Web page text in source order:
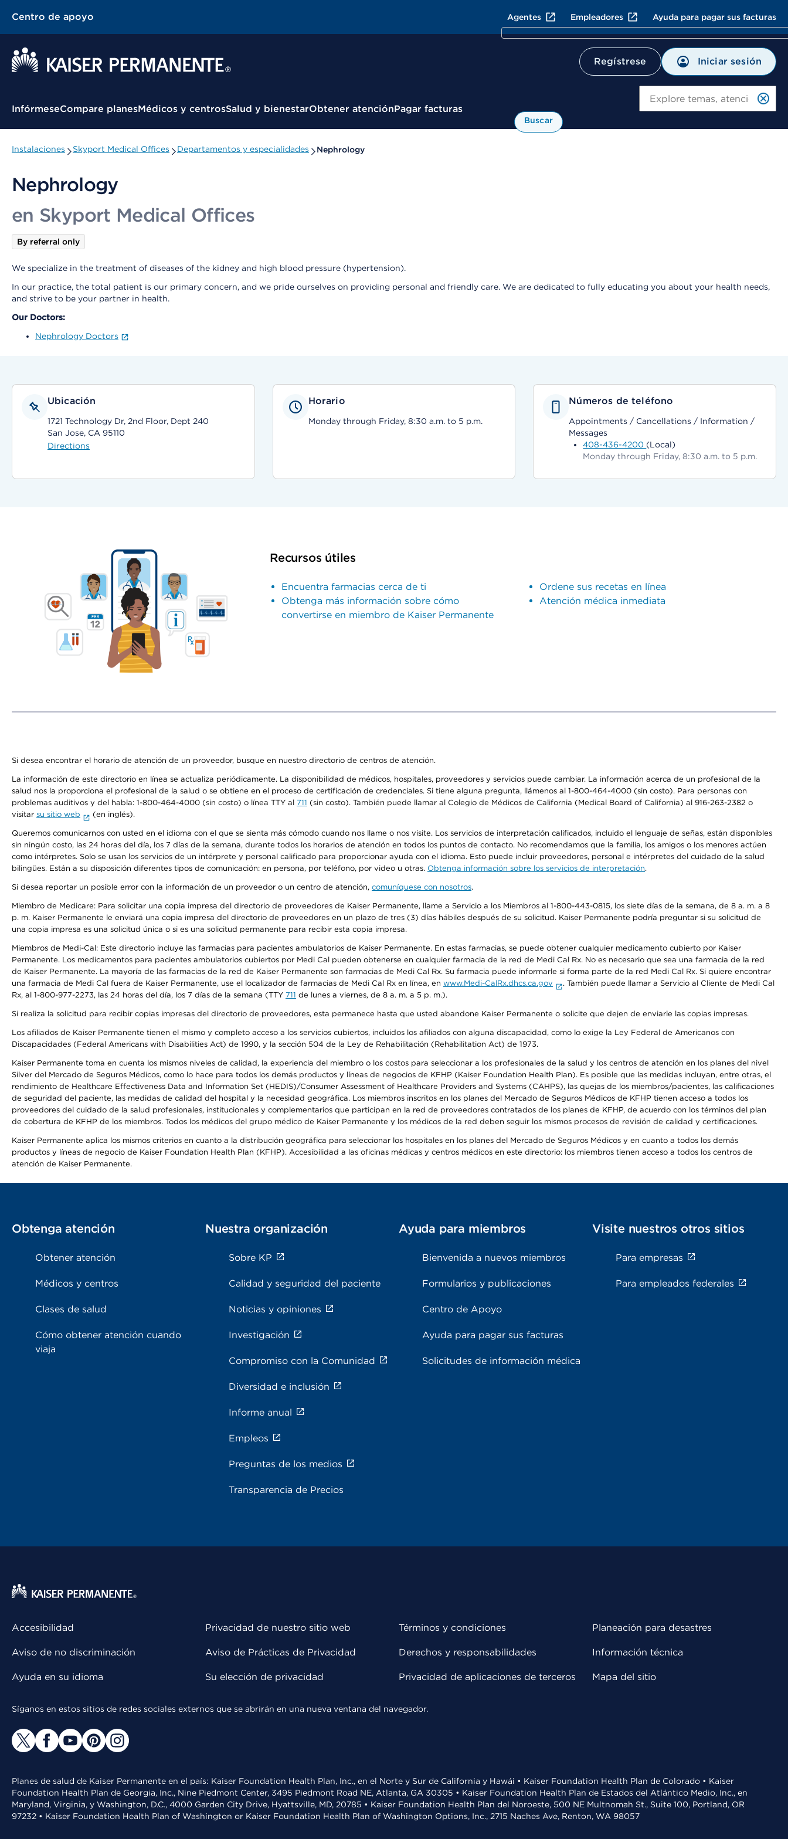
Centro de apoyo Agentes Empleadores Ayuda para pagar sus facturas
Regístrese Iniciar sesión
Menú contextual
InfórmeseCompare planesMédicos y centrosSalud y bienestarObtener atenciónPagar facturas
Buscar
Instalaciones Skyport Medical Offices Departamentos y especialidades Nephrology
Nephrology
en Skyport Medical Offices
By referral only
We specialize in the treatment of diseases of the kidney and high blood pressure (hypertension).
In our practice, the total patient is our primary concern, and we pride ourselves on providing personal and friendly care. We are dedicated to fully educating you about your health needs,
and strive to be your partner in health.
Our Doctors:
Nephrology Doctors
Ubicación
1721 Technology Dr, 2nd Floor, Dept 240
San Jose, CA 95110
Directions
Horario
Monday through Friday, 8:30 a.m. to 5 p.m.
Números de teléfono
Appointments / Cancellations / Information /
Messages
408-436-4200 (Local)
Monday through Friday, 8:30 a.m. to 5 p.m.
Recursos útiles
Encuentra farmacias cerca de ti
Obtenga más información sobre cómo
convertirse en miembro de Kaiser Permanente
Ordene sus recetas en línea
Atención médica inmediata
Si desea encontrar el horario de atención de un proveedor, busque en nuestro directorio de centros de atención.
La información de este directorio en línea se actualiza periódicamente. La disponibilidad de médicos, hospitales, proveedores y servicios puede cambiar. La información acerca de un profesional de la
salud nos la proporciona el profesional de la salud o se obtiene en el proceso de certificación de credenciales. Si tiene alguna pregunta, llámenos al 1-800-464-4000 (sin costo). Para personas con
problemas auditivos y del habla: 1-800-464-4000 (sin costo) o línea TTY al 711 (sin costo). También puede llamar al Colegio de Médicos de California (Medical Board of California) al 916-263-2382 o
visitar su sitio web (en inglés).
Queremos comunicarnos con usted en el idioma con el que se sienta más cómodo cuando nos llame o nos visite. Los servicios de interpretación calificados, incluido el lenguaje de señas, están disponibles
sin ningún costo, las 24 horas del día, los 7 días de la semana, durante todos los horarios de atención en todos los puntos de contacto. No recomendamos que la familia, los amigos o los menores actúen
como intérpretes. Solo se usan los servicios de un intérprete y personal calificado para proporcionar ayuda con el idioma. Esto puede incluir proveedores, personal e intérpretes del cuidado de la salud
bilingües. Están a su disposición diferentes tipos de comunicación: en persona, por teléfono, por video u otras. Obtenga información sobre los servicios de interpretación.
Si desea reportar un posible error con la información de un proveedor o un centro de atención, comuníquese con nosotros.
Miembro de Medicare: Para solicitar una copia impresa del directorio de proveedores de Kaiser Permanente, llame a Servicio a los Miembros al 1-800-443-0815, los siete días de la semana, de 8 a. m. a 8
p. m. Kaiser Permanente le enviará una copia impresa del directorio de proveedores en un plazo de tres (3) días hábiles después de su solicitud. Kaiser Permanente podría preguntar si su solicitud de
una copia impresa es una solicitud única o si es una solicitud permanente para recibir esta copia impresa.
Miembros de Medi-Cal: Este directorio incluye las farmacias para pacientes ambulatorios de Kaiser Permanente. En estas farmacias, se puede obtener cualquier medicamento cubierto por Kaiser
Permanente. Los medicamentos para pacientes ambulatorios cubiertos por Medi Cal pueden obtenerse en cualquier farmacia de la red de Medi Cal Rx. No es necesario que sea una farmacia de la red
de Kaiser Permanente. La mayoría de las farmacias de la red de Kaiser Permanente son farmacias de Medi Cal Rx. Su farmacia puede informarle si forma parte de la red Medi Cal Rx. Si quiere encontrar
una farmacia de Medi Cal fuera de Kaiser Permanente, use el localizador de farmacias de Medi Cal Rx en línea, en www.Medi-CalRx.dhcs.ca.gov
. También puede llamar a Servicio al Cliente de Medi Cal
Rx, al 1-800-977-2273, las 24 horas del día, los 7 días de la semana (TTY 711 de lunes a viernes, de 8 a. m. a 5 p. m.).
Si realiza la solicitud para recibir copias impresas del directorio de proveedores, esta permanece hasta que usted abandone Kaiser Permanente o solicite que dejen de enviarle las copias impresas.
Los afiliados de Kaiser Permanente tienen el mismo y completo acceso a los servicios cubiertos, incluidos los afiliados con alguna discapacidad, como lo exige la Ley Federal de Americanos con
Discapacidades (Federal Americans with Disabilities Act) de 1990, y la sección 504 de la Ley de Rehabilitación (Rehabilitation Act) de 1973.
Kaiser Permanente toma en cuenta los mismos niveles de calidad, la experiencia del miembro o los costos para seleccionar a los profesionales de la salud y los centros de atención en los planes del nivel
Silver del Mercado de Seguros Médicos, como lo hace para todos los demás productos y líneas de negocios de KFHP (Kaiser Foundation Health Plan). Es posible que las medidas incluyan, entre otras, el
rendimiento de Healthcare Effectiveness Data and Information Set (HEDIS)/Consumer Assessment of Healthcare Providers and Systems (CAHPS), las quejas de los miembros/pacientes, las calificaciones
de seguridad del paciente, las medidas de calidad del hospital y la necesidad geográfica. Los miembros inscritos en los planes del Mercado de Seguros Médicos de KFHP tienen acceso a todos los
proveedores del cuidado de la salud profesionales, institucionales y complementarios que participan en la red de proveedores contratados de los planes de KFHP, de acuerdo con los términos del plan
de cobertura de KFHP de los miembros. Todos los médicos del grupo médico de Kaiser Permanente y los médicos de la red deben seguir los mismos procesos de revisión de calidad y certificaciones.
Kaiser Permanente aplica los mismos criterios en cuanto a la distribución geográfica para seleccionar los hospitales en los planes del Mercado de Seguros Médicos y en cuanto a todos los demás
productos y líneas de negocio de Kaiser Foundation Health Plan (KFHP). Accesibilidad a las oficinas médicas y centros médicos en este directorio: los miembros tienen acceso a todos los centros de
atención de Kaiser Permanente.
Obtenga atención
Obtener atención
Médicos y centros
Clases de salud
Cómo obtener atención cuando
viaja
Nuestra organización
Sobre KP
Calidad y seguridad del paciente
Noticias y opiniones
Investigación
Compromiso con la Comunidad
Diversidad e inclusión
Informe anual
Empleos
Preguntas de los medios
Transparencia de Precios
Ayuda para miembros
Bienvenida a nuevos miembros
Formularios y publicaciones
Centro de Apoyo
Ayuda para pagar sus facturas
Solicitudes de información médica
Visite nuestros otros sitios
Para empresas
Para empleados federales
Accesibilidad
Aviso de no discriminación
Ayuda en su idioma
Privacidad de nuestro sitio web
Aviso de Prácticas de Privacidad
Su elección de privacidad
Términos y condiciones
Derechos y responsabilidades
Privacidad de aplicaciones de terceros
Planeación para desastres
Información técnica
Mapa del sitio
Síganos en estos sitios de redes sociales externos que se abrirán en una nueva ventana del navegador.
Planes de salud de Kaiser Permanente en el país: Kaiser Foundation Health Plan, Inc., en el Norte y Sur de California y Hawái • Kaiser Foundation Health Plan de Colorado • Kaiser
Foundation Health Plan de Georgia, Inc., Nine Piedmont Center, 3495 Piedmont Road NE, Atlanta, GA 30305 • Kaiser Foundation Health Plan de Estados del Atlántico Medio, Inc., en
Maryland, Virginia, y Washington, D.C., 4000 Garden City Drive, Hyattsville, MD, 20785 • Kaiser Foundation Health Plan del Noroeste, 500 NE Multnomah St., Suite 100, Portland, OR
97232 • Kaiser Foundation Health Plan of Washington or Kaiser Foundation Health Plan of Washington Options, Inc., 2715 Naches Ave, Renton, WA 98057